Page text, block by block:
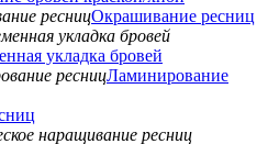
Окрашивание ресниц
укладка бровей
Ламинирование